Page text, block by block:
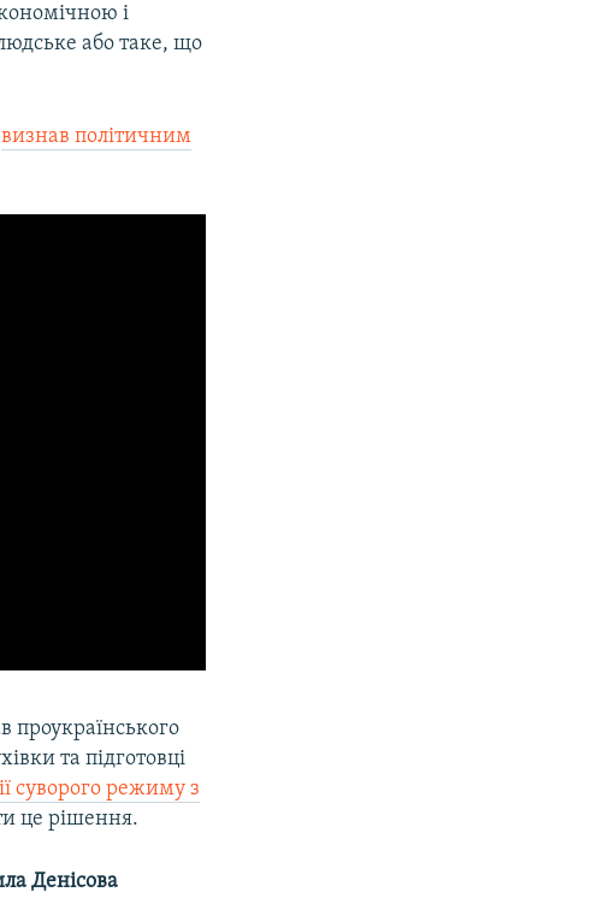
і
або таке, що
визнав політичним
проукраїнського
та підготовці
суворого режиму з
це рішення.
Денісова